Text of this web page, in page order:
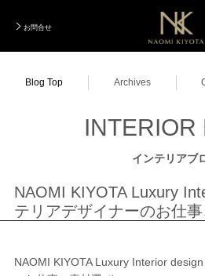
お問合せ
Designers Renovation デザイナーズリノベ
Blog Top Archives
INTERIOR
インテリアブ
NAOMI KIYOTA Luxury
テリアデザイナーのお仕事
NAOMI KIYOTA Luxury Interior